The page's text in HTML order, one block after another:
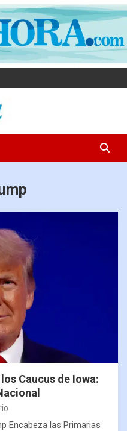
Caucus de Iowa:
Encabeza las Primarias